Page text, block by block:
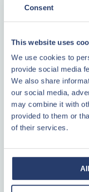
Consent
This website uses
We use cookies to
provide social media
We also share
our social media,
may combine it with
provided to them or
of their services.
Land
Website
3. Vul hier